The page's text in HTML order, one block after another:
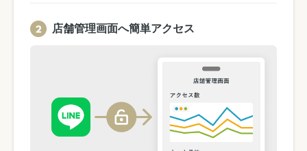
店舗管理画面へ簡単アクセス